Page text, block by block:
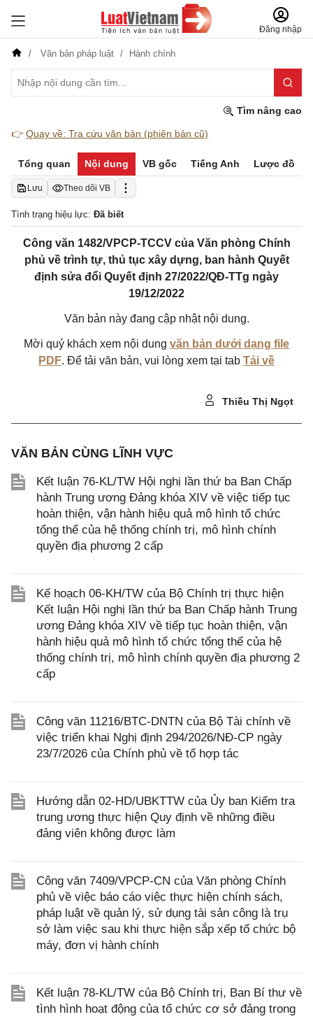
Đăng nhập
Văn bản pháp luật Hành chính
Tìm nâng cao
👉 Quay về: Tra cứu văn bản (phiên bản cũ)
Tổng quan Nội dung VB gốc Tiếng Anh Lược đồ
Lưu Theo dõi VB
Tình trạng hiệu lực: Đã biết
Công văn 1482/VPCP-TCCV của Văn phòng Chính
phủ về trình tự, thủ tục xây dựng, ban hành Quyết
định sửa đổi Quyết định 27/2022/QĐ-TTg ngày
19/12/2022
Văn bản này đang cập nhật nội dung.
Mời quý khách xem nội dung văn bản dưới dạng file
PDF. Để tải văn bản, vui lòng xem tại tab Tải về
Thiều Thị Ngọt
VĂN BẢN CÙNG LĨNH VỰC
Kết luận 76-KL/TW Hội nghị lần thứ ba Ban Chấp
hành Trung ương Đảng khóa XIV về việc tiếp tục
hoàn thiện, vận hành hiệu quả mô hình tổ chức
tổng thể của hệ thống chính trị, mô hình chính
quyền địa phương 2 cấp
Kế hoạch 06-KH/TW của Bộ Chính trị thực hiện
Kết luận Hội nghị lần thứ ba Ban Chấp hành Trung
ương Đảng khóa XIV về tiếp tục hoàn thiện, vận
hành hiệu quả mô hình tổ chức tổng thể của hệ
thống chính trị, mô hình chính quyền địa phương 2
cấp
Công văn 11216/BTC-DNTN của Bộ Tài chính về
việc triển khai Nghị định 294/2026/NĐ-CP ngày
23/7/2026 của Chính phủ về tổ hợp tác
Hướng dẫn 02-HD/UBKTTW của Ủy ban Kiểm tra
trung ương thực hiện Quy định về những điều
đảng viên không được làm
Công văn 7409/VPCP-CN của Văn phòng Chính
phủ về việc báo cáo việc thực hiện chính sách,
pháp luật về quản lý, sử dụng tài sản công là trụ
sở làm việc sau khi thực hiện sắp xếp tổ chức bộ
máy, đơn vị hành chính
Kết luận 78-KL/TW của Bộ Chính trị, Ban Bí thư về
tình hình hoạt động của tổ chức cơ sở đảng trong